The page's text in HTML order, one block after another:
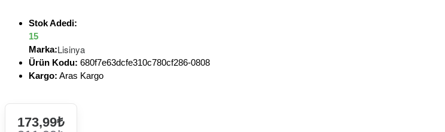
Stok Adedi:
15
Marka:Lisinya
Ürün Kodu: 680f7e63dcfe310c780cf286-0808
Kargo: Aras Kargo
173,99₺